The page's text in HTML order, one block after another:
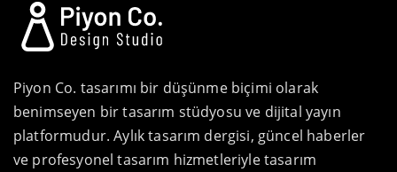
Piyon Co. tasarımı bir düşünme biçimi olarak
benimseyen bir tasarım stüdyosu ve dijital yayın
platformudur. Aylık tasarım dergisi, güncel haberler
ve profesyonel tasarım hizmetleriyle tasarım